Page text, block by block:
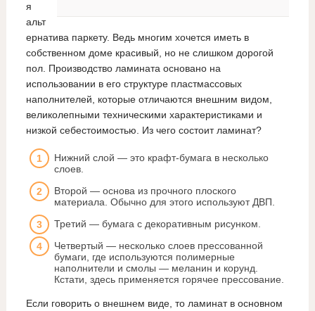
я
альт
ернатива паркету. Ведь многим хочется иметь в
собственном доме красивый, но не слишком дорогой
пол. Производство ламината основано на
использовании в его структуре пластмассовых
наполнителей, которые отличаются внешним видом,
великолепными техническими характеристиками и
низкой себестоимостью. Из чего состоит ламинат?
Нижний слой — это крафт-бумага в несколько
слоев.
Второй — основа из прочного плоского
материала. Обычно для этого используют ДВП.
Третий — бумага с декоративным рисунком.
Четвертый — несколько слоев прессованной
бумаги, где используются полимерные
наполнители и смолы — меланин и корунд.
Кстати, здесь применяется горячее прессование.
Если говорить о внешнем виде, то ламинат в основном